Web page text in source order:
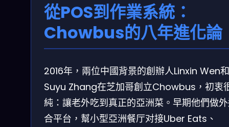
從POS到作業系統：
Chowbus的八年進化論
2016年，兩位中國背景的創辦人Linxin Wen和
Suyu Zhang在芝加哥創立Chowbus，初衷
純：讓老外吃到真正的亞洲菜。早期他們做
合平台，幫小型亞洲餐厅对接Uber Eats、